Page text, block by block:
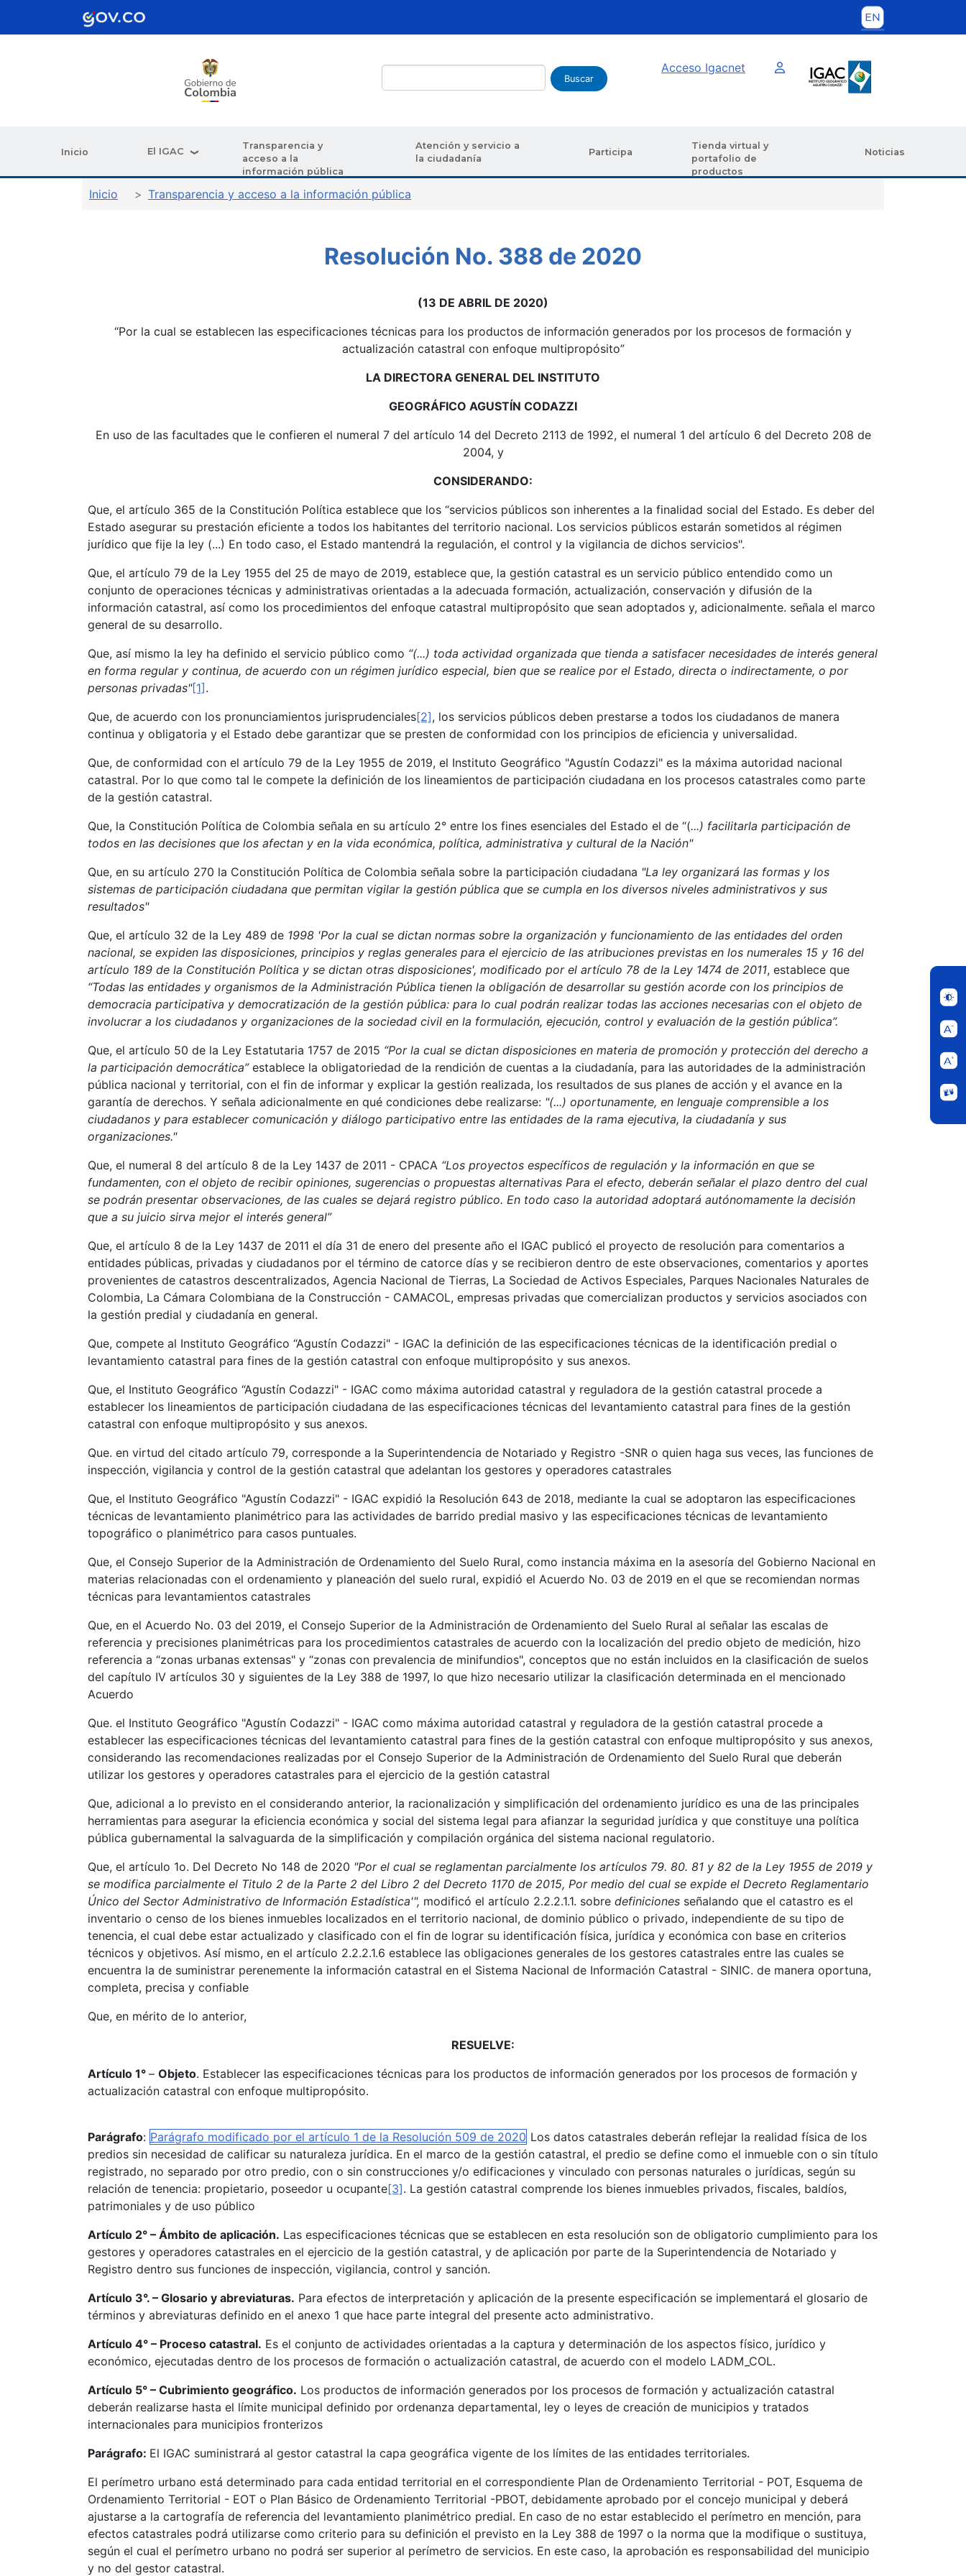
Pasar al contenido principal
Buscar Acceso Igacnet Imagen interna
Inicio El IGAC
Transparencia y
acceso a la
información pública
Atención y servicio a
la ciudadanía
Participa
Tienda virtual y
portafolio de
productos
Noticias
Sobrescribir enlaces de ayuda a la navegación
Inicio Transparencia y acceso a la información pública
Resolución No. 388 de 2020
(13 DE ABRIL DE 2020)
“Por la cual se establecen las especificaciones técnicas para los productos de información generados por los procesos de formación y
actualización catastral con enfoque multipropósito”
LA DIRECTORA GENERAL DEL INSTITUTO
GEOGRÁFICO AGUSTÍN CODAZZI
En uso de las facultades que le confieren el numeral 7 del artículo 14 del Decreto 2113 de 1992, el numeral 1 del artículo 6 del Decreto 208 de
2004, y
CONSIDERANDO:
Que, el artículo 365 de la Constitución Política establece que los “servicios públicos son inherentes a la finalidad social del Estado. Es deber del
Estado asegurar su prestación eficiente a todos los habitantes del territorio nacional. Los servicios públicos estarán sometidos al régimen
jurídico que fije la ley (...) En todo caso, el Estado mantendrá la regulación, el control y la vigilancia de dichos servicios".
Que, el artículo 79 de la Ley 1955 del 25 de mayo de 2019, establece que, la gestión catastral es un servicio público entendido como un
conjunto de operaciones técnicas y administrativas orientadas a la adecuada formación, actualización, conservación y difusión de la
información catastral, así como los procedimientos del enfoque catastral multipropósito que sean adoptados y, adicionalmente. señala el marco
general de su desarrollo.
Que, así mismo la ley ha definido el servicio público como “(...) toda actividad organizada que tienda a satisfacer necesidades de interés general
en forma regular y continua, de acuerdo con un régimen jurídico especial, bien que se realice por el Estado, directa o indirectamente, o por
personas privadas"[1] .
Que, de acuerdo con los pronunciamientos jurisprudenciales[2], los servicios públicos deben prestarse a todos los ciudadanos de manera
continua y obligatoria y el Estado debe garantizar que se presten de conformidad con los principios de eficiencia y universalidad.
Que, de conformidad con el artículo 79 de la Ley 1955 de 2019, el Instituto Geográfico "Agustín Codazzi" es la máxima autoridad nacional
catastral. Por lo que como tal le compete la definición de los lineamientos de participación ciudadana en los procesos catastrales como parte
de la gestión catastral.
Que, la Constitución Política de Colombia señala en su artículo 2° entre los fines esenciales del Estado el de “(...) facilitarla participación de
todos en las decisiones que los afectan y en la vida económica, política, administrativa y cultural de la Nación"
Que, en su artículo 270 la Constitución Política de Colombia señala sobre la participación ciudadana "La ley organizará las formas y los
sistemas de participación ciudadana que permitan vigilar la gestión pública que se cumpla en los diversos niveles administrativos y sus
resultados"
Que, el artículo 32 de la Ley 489 de 1998 'Por la cual se dictan normas sobre la organización y funcionamiento de las entidades del orden
nacional, se expiden las disposiciones, principios y reglas generales para el ejercicio de las atribuciones previstas en los numerales 15 y 16 del
artículo 189 de la Constitución Política y se dictan otras disposiciones', modificado por el artículo 78 de la Ley 1474 de 2011, establece que
“Todas las entidades y organismos de la Administración Pública tienen la obligación de desarrollar su gestión acorde con los principios de
democracia participativa y democratización de la gestión pública: para lo cual podrán realizar todas las acciones necesarias con el objeto de
involucrar a los ciudadanos y organizaciones de la sociedad civil en la formulación, ejecución, control y evaluación de la gestión pública”.
Que, el artículo 50 de la Ley Estatutaria 1757 de 2015 “Por la cual se dictan disposiciones en materia de promoción y protección del derecho a
la participación democrática”establece la obligatoriedad de la rendición de cuentas a la ciudadanía, para las autoridades de la administración
pública nacional y territorial, con el fin de informar y explicar la gestión realizada, los resultados de sus planes de acción y el avance en la
garantía de derechos. Y señala adicionalmente en qué condiciones debe realizarse: "(...) oportunamente, en lenguaje comprensible a los
ciudadanos y para establecer comunicación y diálogo participativo entre las entidades de la rama ejecutiva, la ciudadanía y sus
organizaciones."
Que, el numeral 8 del artículo 8 de la Ley 1437 de 2011 - CPACA “Los proyectos específicos de regulación y la información en que se
fundamenten, con el objeto de recibir opiniones, sugerencias o propuestas alternativas Para el efecto, deberán señalar el plazo dentro del cual
se podrán presentar observaciones, de las cuales se dejará registro público. En todo caso la autoridad adoptará autónomamente la decisión
que a su juicio sirva mejor el interés general”
Que, el artículo 8 de la Ley 1437 de 2011 el día 31 de enero del presente año el IGAC publicó el proyecto de resolución para comentarios a
entidades públicas, privadas y ciudadanos por el término de catorce días y se recibieron dentro de este observaciones, comentarios y aportes
provenientes de catastros descentralizados, Agencia Nacional de Tierras, La Sociedad de Activos Especiales, Parques Nacionales Naturales de
Colombia, La Cámara Colombiana de la Construcción - CAMACOL, empresas privadas que comercializan productos y servicios asociados con
la gestión predial y ciudadanía en general.
Que, compete al Instituto Geográfico “Agustín Codazzi" - IGAC la definición de las especificaciones técnicas de la identificación predial o
levantamiento catastral para fines de la gestión catastral con enfoque multipropósito y sus anexos.
Que, el Instituto Geográfico “Agustín Codazzi" - IGAC como máxima autoridad catastral y reguladora de la gestión catastral procede a
establecer los lineamientos de participación ciudadana de las especificaciones técnicas del levantamiento catastral para fines de la gestión
catastral con enfoque multipropósito y sus anexos.
Que. en virtud del citado artículo 79, corresponde a la Superintendencia de Notariado y Registro -SNR o quien haga sus veces, las funciones de
inspección, vigilancia y control de la gestión catastral que adelantan los gestores y operadores catastrales
Que, el Instituto Geográfico "Agustín Codazzi" - IGAC expidió la Resolución 643 de 2018, mediante la cual se adoptaron las especificaciones
técnicas de levantamiento planimétrico para las actividades de barrido predial masivo y las especificaciones técnicas de levantamiento
topográfico o planimétrico para casos puntuales.
Que, el Consejo Superior de la Administración de Ordenamiento del Suelo Rural, como instancia máxima en la asesoría del Gobierno Nacional en
materias relacionadas con el ordenamiento y planeación del suelo rural, expidió el Acuerdo No. 03 de 2019 en el que se recomiendan normas
técnicas para levantamientos catastrales
Que, en el Acuerdo No. 03 del 2019, el Consejo Superior de la Administración de Ordenamiento del Suelo Rural al señalar las escalas de
referencia y precisiones planimétricas para los procedimientos catastrales de acuerdo con la localización del predio objeto de medición, hizo
referencia a “zonas urbanas extensas" y “zonas con prevalencia de minifundios", conceptos que no están incluidos en la clasificación de suelos
del capítulo IV artículos 30 y siguientes de la Ley 388 de 1997, lo que hizo necesario utilizar la clasificación determinada en el mencionado
Acuerdo
Que. el Instituto Geográfico "Agustín Codazzi" - IGAC como máxima autoridad catastral y reguladora de la gestión catastral procede a
establecer las especificaciones técnicas del levantamiento catastral para fines de la gestión catastral con enfoque multipropósito y sus anexos,
considerando las recomendaciones realizadas por el Consejo Superior de la Administración de Ordenamiento del Suelo Rural que deberán
utilizar los gestores y operadores catastrales para el ejercicio de la gestión catastral
Que, adicional a lo previsto en el considerando anterior, la racionalización y simplificación del ordenamiento jurídico es una de las principales
herramientas para asegurar la eficiencia económica y social del sistema legal para afianzar la seguridad jurídica y que constituye una política
pública gubernamental la salvaguarda de la simplificación y compilación orgánica del sistema nacional regulatorio.
Que, el artículo 1o. Del Decreto No 148 de 2020 "Por el cual se reglamentan parcialmente los artículos 79. 80. 81 y 82 de la Ley 1955 de 2019 y
se modifica parcialmente el Titulo 2 de la Parte 2 del Libro 2 del Decreto 1170 de 2015, Por medio del cual se expide el Decreto Reglamentario
Único del Sector Administrativo de Información Estadística'", modificó el artículo 2.2.2.1.1. sobre definiciones señalando que el catastro es el
inventario o censo de los bienes inmuebles localizados en el territorio nacional, de dominio público o privado, independiente de su tipo de
tenencia, el cual debe estar actualizado y clasificado con el fin de lograr su identificación física, jurídica y económica con base en criterios
técnicos y objetivos. Así mismo, en el artículo 2.2.2.1.6 establece las obligaciones generales de los gestores catastrales entre las cuales se
encuentra la de suministrar perenemente la información catastral en el Sistema Nacional de Información Catastral - SINIC. de manera oportuna,
completa, precisa y confiable
Que, en mérito de lo anterior,
RESUELVE:
Artículo 1° – Objeto. Establecer las especificaciones técnicas para los productos de información generados por los procesos de formación y
actualización catastral con enfoque multipropósito.
Parágrafo: Parágrafo modificado por el artículo 1 de la Resolución 509 de 2020 Los datos catastrales deberán reflejar la realidad física de los
predios sin necesidad de calificar su naturaleza jurídica. En el marco de la gestión catastral, el predio se define como el inmueble con o sin título
registrado, no separado por otro predio, con o sin construcciones y/o edificaciones y vinculado con personas naturales o jurídicas, según su
relación de tenencia: propietario, poseedor u ocupante[3]. La gestión catastral comprende los bienes inmuebles privados, fiscales, baldíos,
patrimoniales y de uso público
Artículo 2° – Ámbito de aplicación. Las especificaciones técnicas que se establecen en esta resolución son de obligatorio cumplimiento para los
gestores y operadores catastrales en el ejercicio de la gestión catastral, y de aplicación por parte de la Superintendencia de Notariado y
Registro dentro sus funciones de inspección, vigilancia, control y sanción.
Artículo 3°. – Glosario y abreviaturas. Para efectos de interpretación y aplicación de la presente especificación se implementará el glosario de
términos y abreviaturas definido en el anexo 1 que hace parte integral del presente acto administrativo.
Artículo 4° – Proceso catastral. Es el conjunto de actividades orientadas a la captura y determinación de los aspectos físico, jurídico y
económico, ejecutadas dentro de los procesos de formación o actualización catastral, de acuerdo con el modelo LADM_COL.
Artículo 5° – Cubrimiento geográfico. Los productos de información generados por los procesos de formación y actualización catastral
deberán realizarse hasta el límite municipal definido por ordenanza departamental, ley o leyes de creación de municipios y tratados
internacionales para municipios fronterizos
Parágrafo: El IGAC suministrará al gestor catastral la capa geográfica vigente de los límites de las entidades territoriales.
El perímetro urbano está determinado para cada entidad territorial en el correspondiente Plan de Ordenamiento Territorial - POT, Esquema de
Ordenamiento Territorial - EOT o Plan Básico de Ordenamiento Territorial -PBOT, debidamente aprobado por el concejo municipal y deberá
ajustarse a la cartografía de referencia del levantamiento planimétrico predial. En caso de no estar establecido el perímetro en mención, para
efectos catastrales podrá utilizarse como criterio para su definición el previsto en la Ley 388 de 1997 o la norma que la modifique o sustituya,
según el cual el perímetro urbano no podrá ser superior al perímetro de servicios. En este caso, la aprobación es responsabilidad del municipio
y no del gestor catastral.